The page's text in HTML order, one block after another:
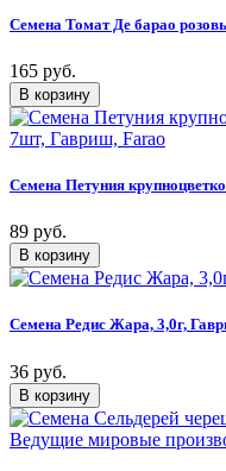
Семена Томат Де барао
165 руб.
Семена Петуния
89 руб.
Семена Редис Жара, 3,0г,
36 руб.